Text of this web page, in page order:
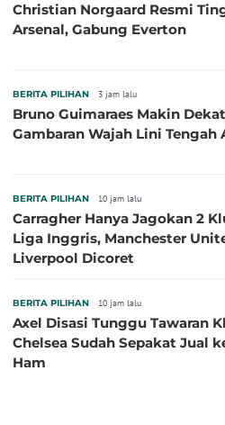
Christian Norgaard Resmi
Arsenal, Gabung Everton
BERITA PILIHAN 3 jam lalu
Bruno Guimaraes Makin
Gambaran Wajah Lini Tengah
BERITA PILIHAN 10 jam lalu
Carragher Hanya Jagokan 2
Liga Inggris, Manchester
Liverpool Dicoret
BERITA PILIHAN 10 jam lalu
Axel Disasi Tunggu Tawaran
Chelsea Sudah Sepakat Jual
Ham